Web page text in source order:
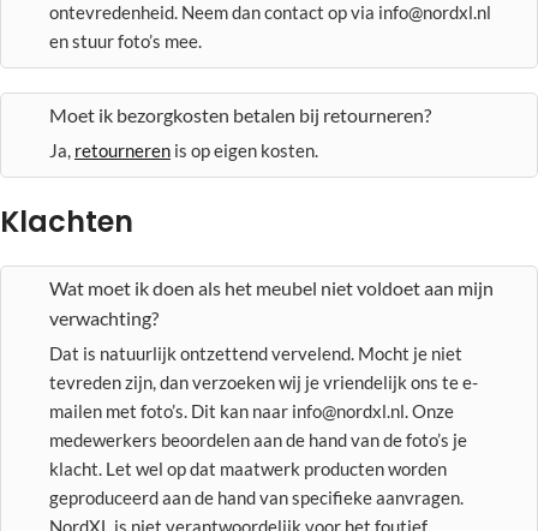
ontevredenheid. Neem dan contact op via info@nordxl.nl
en stuur foto’s mee.
Moet ik bezorgkosten betalen bij retourneren?
Ja, retourneren is op eigen kosten.
Klachten
Wat moet ik doen als het meubel niet voldoet aan mijn
verwachting?
Dat is natuurlijk ontzettend vervelend. Mocht je niet
tevreden zijn, dan verzoeken wij je vriendelijk ons te e-
mailen met foto’s. Dit kan naar info@nordxl.nl. Onze
medewerkers beoordelen aan de hand van de foto’s je
klacht. Let wel op dat maatwerk producten worden
geproduceerd aan de hand van specifieke aanvragen.
NordXL is niet verantwoordelijk voor het foutief